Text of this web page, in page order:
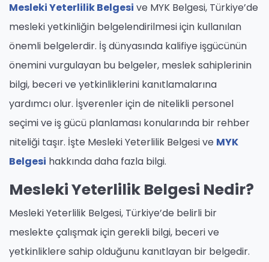
Mesleki Yeterlilik Belgesi ve MYK Belgesi, Türkiye’de
mesleki yetkinliğin belgelendirilmesi için kullanılan
önemli belgelerdir. İş dünyasında kalifiye işgücünün
önemini vurgulayan bu belgeler, meslek sahiplerinin
bilgi, beceri ve yetkinliklerini kanıtlamalarına
yardımcı olur. İşverenler için de nitelikli personel
seçimi ve iş gücü planlaması konularında bir rehber
niteliği taşır. İşte Mesleki Yeterlilik Belgesi ve MYK
Belgesi hakkında daha fazla bilgi.
Mesleki Yeterlilik Belgesi Nedir?
Mesleki Yeterlilik Belgesi, Türkiye’de belirli bir
meslekte çalışmak için gerekli bilgi, beceri ve
yetkinliklere sahip olduğunu kanıtlayan bir belgedir.